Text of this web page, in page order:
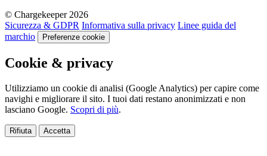
© Chargekeeper 2026
Sicurezza & GDPR Informativa sulla privacy Linee guida del
marchio
Preferenze cookie
Cookie & privacy
Utilizziamo un cookie di analisi (Google Analytics) per capire come
navighi e migliorare il sito. I tuoi dati restano anonimizzati e non
lasciano Google. Scopri di più.
Rifiuta Accetta